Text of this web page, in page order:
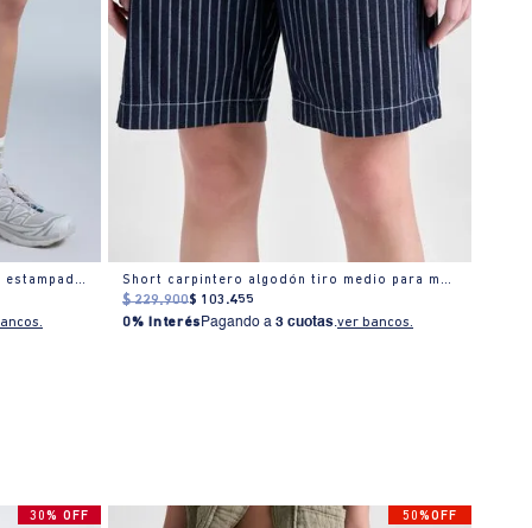
Shorts regular algodón tiro medio estampado floral Short carpintero algodón tiro medio para mujer
$ 229.900$ 103 .455
0% Interés Pagando a3 cuotas.ver bancos.
30% OFF
50%OFF